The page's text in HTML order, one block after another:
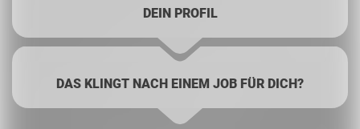
DEIN PROFIL
DAS KLINGT NACH EINEM JOB FÜR DICH?